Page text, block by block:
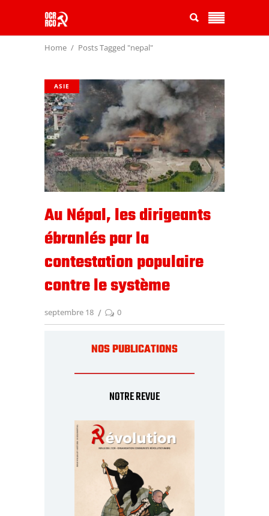
Home Posts Tagged "nepal"
ASIE
Au Népal, les dirigeants
ébranlés par la
contestation populaire
contre le système
septembre 18 0
NOS PUBLICATIONS
NOTRE REVUE